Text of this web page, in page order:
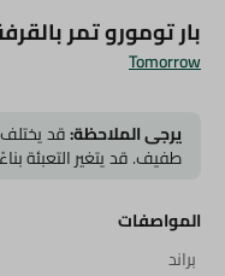
Tomorrow
بار تومورو تمر بالقرفة، 60
يرجى الملاحظة:قد يختلف
طفيف. قد يتغير التعبئة
المواصفات
براند